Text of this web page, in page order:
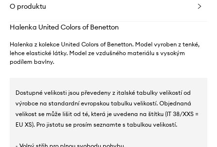
O produktu
Halenka United Colors of Benetton
Halenka z kolekce United Colors of Benetton. Model vyroben z tenké,
lehce elastické látky. Model ze vzdušného materiálu s vysokým
podílem bavlny.
Dostupné velikosti jsou převedeny z italské tabulky velikostí od
výrobce na standardní evropskou tabulku velikostí. Objednaná
velikost se může lišit od té, která je uvedena na štítku (IT 38/XXS =
EU XS). Pro jistotu se prosím seznamte s tabulkou velikostí.